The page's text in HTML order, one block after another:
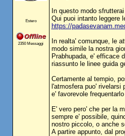
Estero
2350 Messaggi
In questo modo
Qui puoi intanto leggere
https://
In realta' comunque, le
modo simile la nostra
Prabhupada, e' efficace
riassunto le linee guida
Certamente al tempio,
l'atmosfera puo'
e' favorevole
E' vero pero' che per la
sempre e' possibile,
nostro piccolo, o anche
A partire appunto, dal